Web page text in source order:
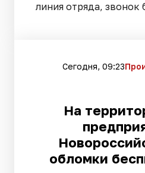
линия отряда, звонок
Сегодня, 09:23
На
обломки